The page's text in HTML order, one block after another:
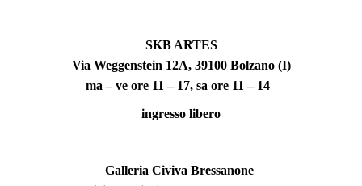
SKB ARTES
Via Weggenstein 12A, 39100 Bolzano (I)
ma – ve ore 11 – 17, sa ore 11 – 14
ingresso libero
Galleria Civiva Bressanone